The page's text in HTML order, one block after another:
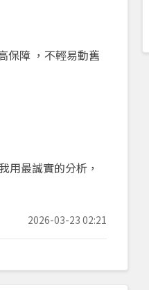
保障 ，不輕易動舊
用最誠實的分析，
2026-03-23 02:21